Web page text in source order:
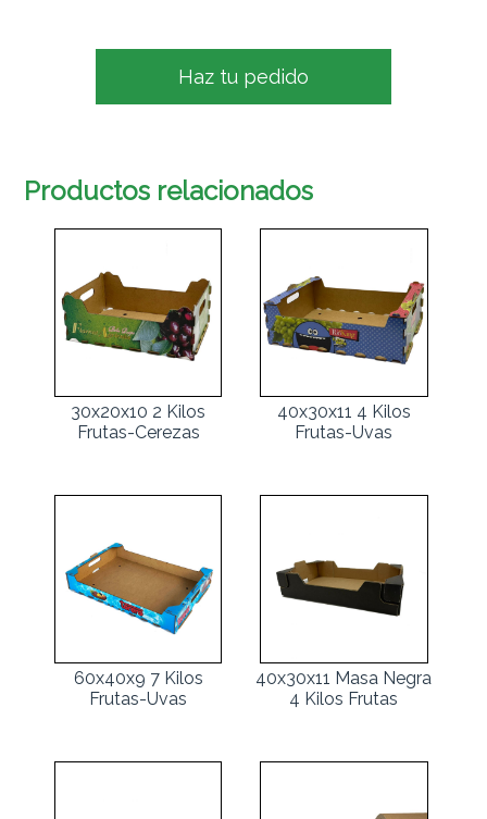
Haz tu pedido
Productos relacionados
30x20x10 2 Kilos
Frutas-Cerezas
40x30x11 4 Kilos
Frutas-Uvas
60x40x9 7 Kilos
Frutas-Uvas
40x30x11 Masa Negra
4 Kilos Frutas